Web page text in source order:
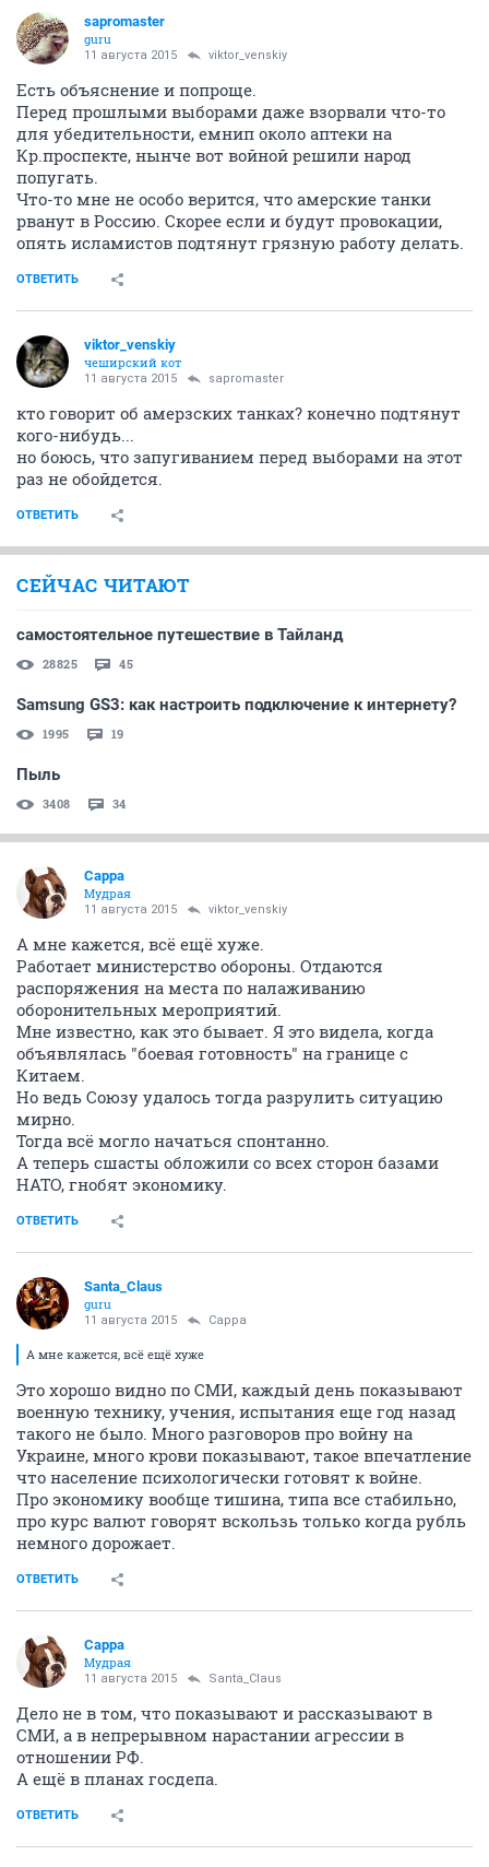
sapromaster
guru
11 августа 2015 viktor_venskiy
Есть объяснение и попроще.
Перед прошлыми выборами даже взорвали что-то
для убедительности, емнип около аптеки на
Кр.проспекте, нынче вот войной решили народ
попугать.
Что-то мне не особо верится, что амерские танки
рванут в Россию. Скорее если и будут провокации,
опять исламистов подтянут грязную работу делать.
ОТВЕТИТЬ
viktor_venskiy
чеширский кот
11 августа 2015 sapromaster
кто говорит об амерзских танках? конечно подтянут
кого-нибудь...
но боюсь, что запугиванием перед выборами на этот
раз не обойдется.
ОТВЕТИТЬ
СЕЙЧАС ЧИТАЮТ
самостоятельное путешествие в Тайланд
28825 45
Samsung GS3: как настроить подключение к интернету?
1995 19
Пыль
3408 34
Сарра
Мудрая
11 августа 2015 viktor_venskiy
А мне кажется, всё ещё хуже.
Работает министерство обороны. Отдаются
распоряжения на места по налаживанию
оборонительных мероприятий.
Мне известно, как это бывает. Я это видела, когда
объявлялась "боевая готовность" на границе с
Китаем.
Но ведь Союзу удалось тогда разрулить ситуацию
мирно.
Тогда всё могло начаться спонтанно.
А теперь сшасты обложили со всех сторон базами
НАТО, гнобят экономику.
ОТВЕТИТЬ
Santa_Claus
guru
11 августа 2015 Сарра
А мне кажется, всё ещё хуже
Это хорошо видно по СМИ, каждый день показывают
военную технику, учения, испытания еще год назад
такого не было. Много разговоров про войну на
Украине, много крови показывают, такое впечатление
что население психологически готовят к войне.
Про экономику вообще тишина, типа все стабильно,
про курс валют говорят вскользь только когда рубль
немного дорожает.
ОТВЕТИТЬ
Сарра
Мудрая
11 августа 2015 Santa_Claus
Дело не в том, что показывают и рассказывают в
СМИ, а в непрерывном нарастании агрессии в
отношении РФ.
А ещё в планах госдепа.
ОТВЕТИТЬ